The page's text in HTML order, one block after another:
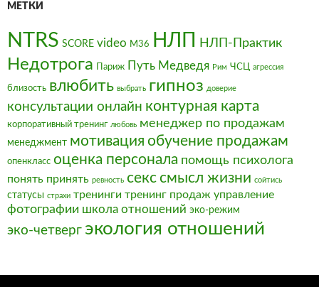
МЕТКИ
NTRS SCORE video М36 НЛП НЛП-Практик
Недотрога Париж Путь Медведя Рим ЧСЦ агрессия
близость влюбить выбрать гипноз доверие
консультации онлайн контурная карта
корпоративный тренинг любовь менеджер по продажам
менеджмент мотивация обучение продажам
опенкласс оценка персонала помощь психолога
понять принять ревность секссмысл жизни сойтись
статусы страхи тренинги тренинг продаж управление
фотографии школа отношений эко-режим
эко-четверг экология отношений